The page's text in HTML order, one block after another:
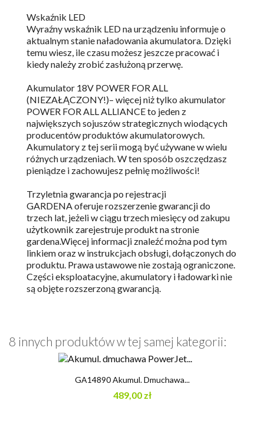
Wskaźnik LED
Wyraźny wskaźnik LED na urządzeniu informuje o
aktualnym stanie naładowania akumulatora. Dzięki
temu wiesz, ile czasu możesz jeszcze pracować i
kiedy należy zrobić zasłużoną przerwę.
Akumulator 18V POWER FOR ALL
(NIEZAŁĄCZONY!)– więcej niż tylko akumulator
POWER FOR ALL ALLIANCE to jeden z
największych sojuszów strategicznych wiodących
producentów produktów akumulatorowych.
Akumulatory z tej serii mogą być używane w wielu
różnych urządzeniach. W ten sposób oszczędzasz
pieniądze i zachowujesz pełnię możliwości!
Trzyletnia gwarancja po rejestracji
GARDENA oferuje rozszerzenie gwarancji do
trzech lat, jeżeli w ciągu trzech miesięcy od zakupu
użytkownik zarejestruje produkt na stronie
gardena.Więcej informacji znaleźć można pod tym
linkiem oraz w instrukcjach obsługi, dołączonych do
produktu. Prawa ustawowe nie zostają ograniczone.
Części eksploatacyjne, akumulatory i ładowarki nie
są objęte rozszerzoną gwarancją.
8 innych produktów w tej samej kategorii:
GA14890 Akumul. Dmuchawa...
489,00 zł